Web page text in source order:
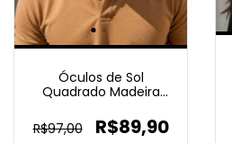
Óculos de Sol
Quadrado Madeira
R$97,00
R$89,90